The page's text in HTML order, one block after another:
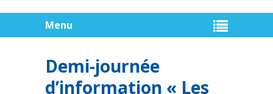
Menu
Demi-journée
d’information « Les